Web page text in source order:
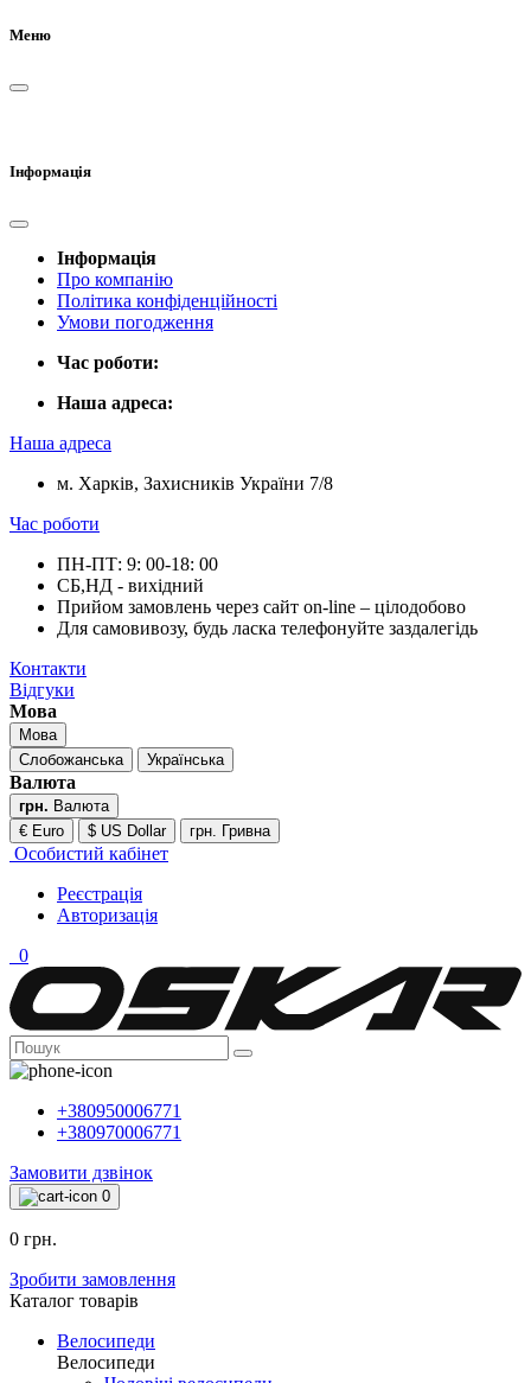
Меню
Інформація
Інформація
Про компанію
Політика конфіденційності
Умови погодження
Час роботи:
Наша адреса:
Наша адреса
м. Харків, Захисників України 7/8
Час роботи
ПН-ПТ: 9: 00-18: 00
СБ,НД - вихідний
Прийом замовлень через сайт on-line – цілодобово
Для самовивозу, будь ласка телефонуйте заздалегідь
Контакти
Відгуки
Мова
Мова
Слобожанська
Українська
Валюта
грн. Валюта
€ Euro
$ US Dollar грн. Гривна
Особистий кабінет
Реєстрація
Авторизація
0
+380950006771
+380970006771
Замовити дзвінок
0
0 грн.
Зробити замовлення
Каталог товарiв
Велосипеди
Велосипеди